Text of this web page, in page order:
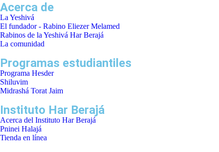
Acerca de
La Yeshivá
El fundador - Rabino Eliezer Melamed
Rabinos de la Yeshivá Har Berajá
La comunidad
Programas estudiantiles
Programa Hesder
Shiluvim
Midrashá Torat Jaim
Instituto Har Berajá
Acerca del Instituto Har Berajá
Pninei Halajá
Tienda en línea